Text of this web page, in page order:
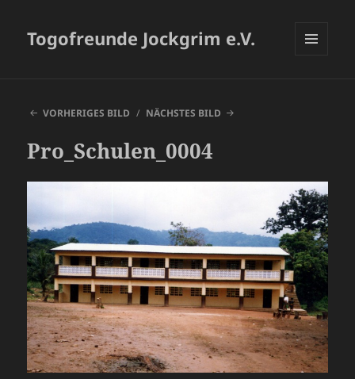
Togofreunde Jockgrim e.V.
VORHERIGES BILD
NÄCHSTES BILD
Pro_Schulen_0004